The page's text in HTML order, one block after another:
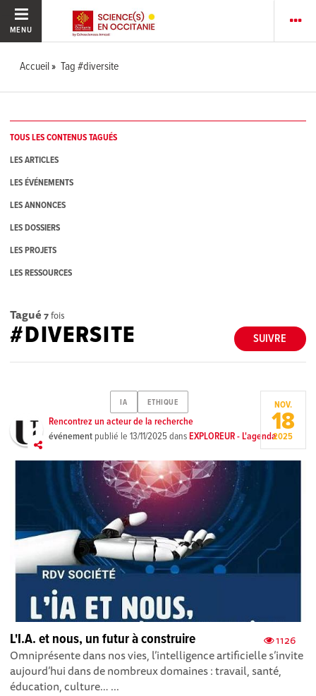
MENU
Accueil Tag #diversite
TOUS LES CONTENUS TAGUÉS
LES ARTICLES
LES ÉVÉNEMENTS
LES ANNONCES
LES DOSSIERS
LES PROJETS
LES RESSOURCES
Tagué 7fois
SUIVRE
#DIVERSITE
IA ETHIQUE
Rencontrez un acteur de la recherche
événement publié le13/11/2025dansEXPLOREUR - L'agenda
NOV.
18
2025
1126
L'I.A. et nous, un futur à construire
Omniprésente dans nos vies, l’intelligence artificielle s’invite
aujourd’hui dans de nombreux domaines : travail, santé,
éducation, culture… ...